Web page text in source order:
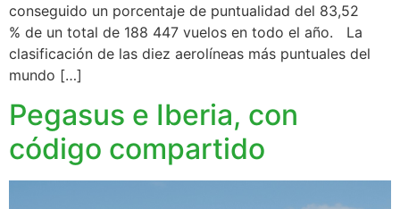
conseguido un porcentaje de puntualidad del 83,52
% de un total de 188 447 vuelos en todo el año. La
clasificación de las diez aerolíneas más puntuales del
mundo […]
Pegasus e Iberia, con
código compartido